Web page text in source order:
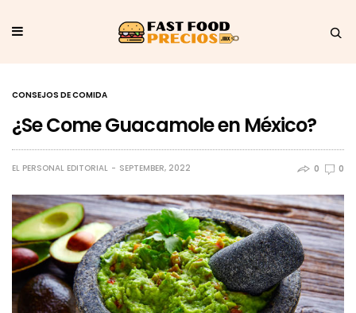
CONSEJOS DE COMIDA
¿Se Come Guacamole en México?
EL PERSONAL EDITORIAL SEPTEMBER, 2022 0 0